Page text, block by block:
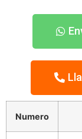
Numero